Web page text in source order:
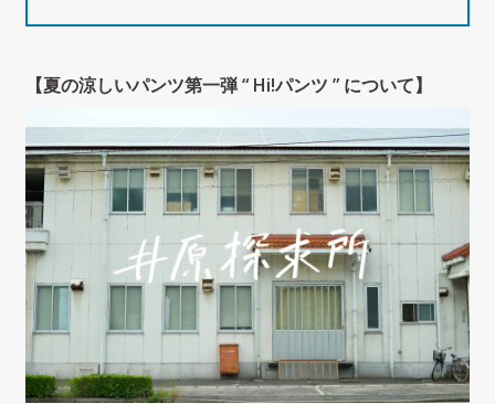
【夏の涼しいパンツ第一弾 “ Hi!パンツ ” について】